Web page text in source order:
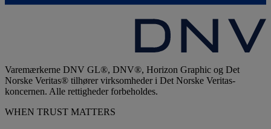
Varemærkerne DNV GL®, DNV®, Horizon Graphic og Det
Norske Veritas® tilhører virksomheder i Det Norske Veritas-
koncernen. Alle rettigheder forbeholdes.
WHEN TRUST MATTERS